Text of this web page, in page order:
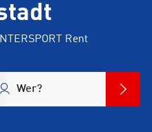
Rent
Wer?